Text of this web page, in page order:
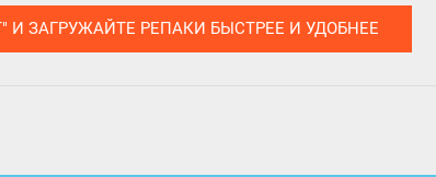
И ЗАГРУЖАЙТЕ РЕПАКИ БЫСТРЕЕ И УДОБНЕЕ